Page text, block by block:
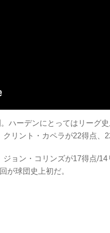
ハーデンにとってはリーグ
リント・カペラが22得点、
ョン・コリンズが17得点/
が球団史上初だ。